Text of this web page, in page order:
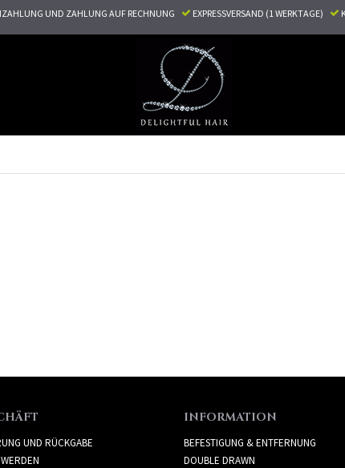
UND ZAHLUNG AUF RECHNUNG EXPRESSVERSAND (1 WERKTAGE)
UND RÜCKGABE
INFORMATION
BEFESTIGUNG & ENTFERNUNG
DOUBLE DRAWN